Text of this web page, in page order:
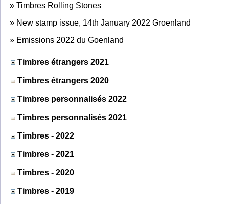
» Timbres Rolling Stones
» New stamp issue, 14th January 2022 Groenland
» Emissions 2022 du Goenland
Timbres étrangers 2021
Timbres étrangers 2020
Timbres personnalisés 2022
Timbres personnalisés 2021
Timbres - 2022
Timbres - 2021
Timbres - 2020
Timbres - 2019